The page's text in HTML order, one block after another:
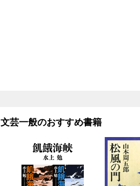
文芸一般のおすすめ書籍